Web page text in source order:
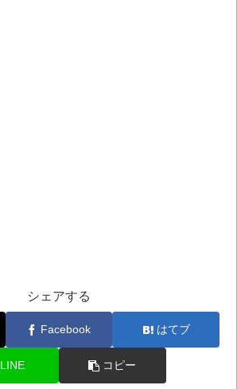
シェアする
Facebook はてブ
LINE コピー